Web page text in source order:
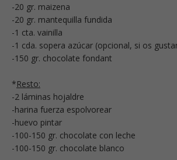
-20 gr. maizena
-20 gr. mantequilla fundida
-1 cta. vainilla
-1 cda. sopera azúcar (opcional, si os
-150 gr. chocolate fondant
*Resto:
-2 láminas hojaldre
-harina fuerza espolvorear
-huevo pintar
-100-150 gr. chocolate con leche
-100-150 gr. chocolate blanco